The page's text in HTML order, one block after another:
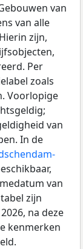
van
van alle
zijn,
Per
zoals
Voorlopige
van
In de
van
zijn
na deze
kenmerken